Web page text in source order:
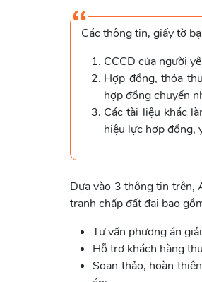
Các thông tin, giấy tờ
CCCD của người
Hợp đồng, thỏa
hợp đồng chuyển
Các tài liệu khác
hiệu lực hợp đồng,
Dựa vào 3 thông tin trên,
tranh chấp đất đai bao
Tư vấn phương án
Hỗ trợ khách hàng
Soạn thảo, hoàn